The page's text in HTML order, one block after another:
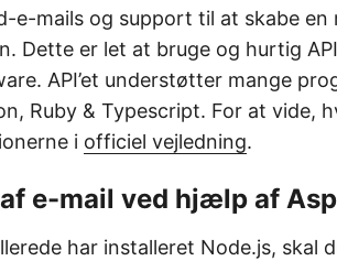
e-mails og support til at skabe
Dette er let at bruge og hurtig
API’et understøtter mange
Ruby & Typescript. For at vide,
i officiel vejledning.
e-mail ved hjælp af
har installeret Node.js, skal